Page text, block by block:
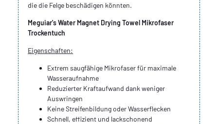
die die Felge beschädigen könnten.
Meguiar's Water Magnet Drying Towel Mikrofaser
Trockentuch
Eigenschaften:
Extrem saugfähige Mikrofaser für maximale
Wasseraufnahme
Reduzierter Kraftaufwand dank weniger
Auswringen
Keine Streifenbildung oder Wasserflecken
Schnell, effizient und lackschonend